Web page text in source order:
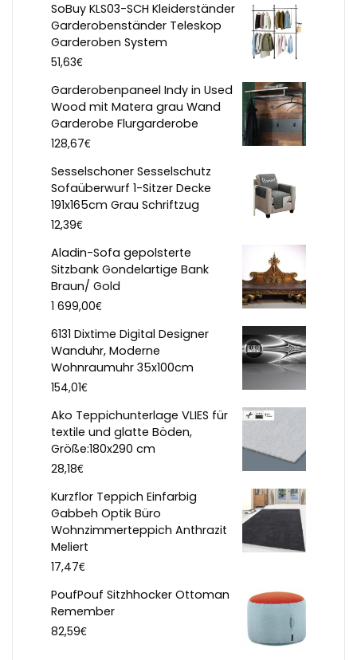
SoBuy KLS03-SCH Kleiderständer
Garderobenständer Teleskop
Garderoben System
51,63€
Garderobenpaneel Indy in Used
Wood mit Matera grau Wand
Garderobe Flurgarderobe
128,67€
Sesselschoner Sesselschutz
Sofaüberwurf 1-Sitzer Decke
191x165cm Grau Schriftzug
12,39€
Aladin-Sofa gepolsterte
Sitzbank Gondelartige Bank
Braun/ Gold
1 699,00€
6131 Dixtime Digital Designer
Wanduhr, Moderne
Wohnraumuhr 35x100cm
154,01€
Ako Teppichunterlage VLIES für
textile und glatte Böden,
Größe:180x290 cm
28,18€
Kurzflor Teppich Einfarbig
Gabbeh Optik Büro
Wohnzimmerteppich Anthrazit
Meliert
17,47€
PoufPouf Sitzhhocker Ottoman
Remember
82,59€